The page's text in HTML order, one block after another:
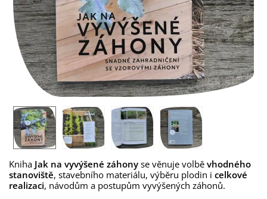
Kniha Jak na vyvýšené záhony se věnuje volbě vhodného
stanoviště, stavebního materiálu, výběru plodin i celkové
realizaci, návodům a postupům vyvýšených záhonů.